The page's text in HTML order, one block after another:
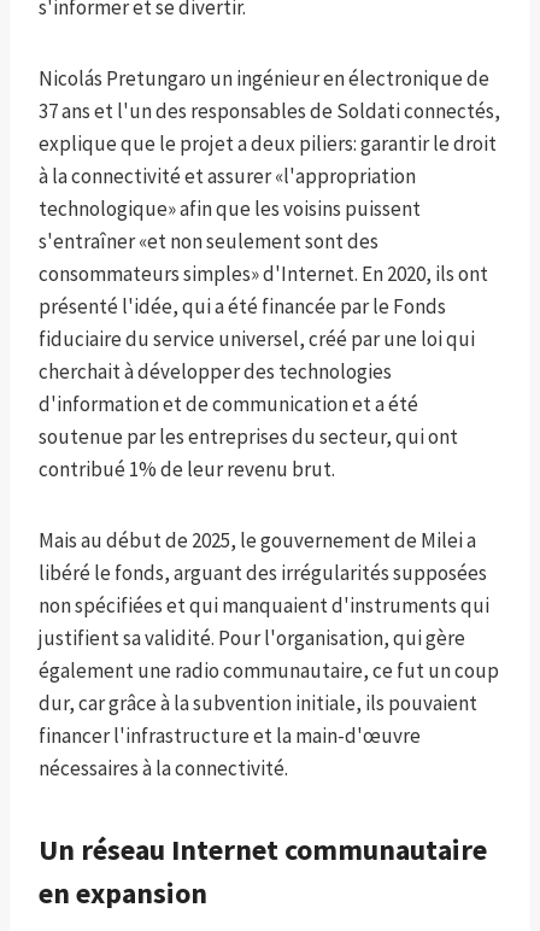
s'informer et se divertir.
Nicolás Pretungaro un ingénieur en électronique de
37 ans et l'un des responsables de Soldati connectés,
explique que le projet a deux piliers: garantir le droit
à la connectivité et assurer «l'appropriation
technologique» afin que les voisins puissent
s'entraîner «et non seulement sont des
consommateurs simples» d'Internet. En 2020, ils ont
présenté l'idée, qui a été financée par le Fonds
fiduciaire du service universel, créé par une loi qui
cherchait à développer des technologies
d'information et de communication et a été
soutenue par les entreprises du secteur, qui ont
contribué 1% de leur revenu brut.
Mais au début de 2025, le gouvernement de Milei a
libéré le fonds, arguant des irrégularités supposées
non spécifiées et qui manquaient d'instruments qui
justifient sa validité. Pour l'organisation, qui gère
également une radio communautaire, ce fut un coup
dur, car grâce à la subvention initiale, ils pouvaient
financer l'infrastructure et la main-d'œuvre
nécessaires à la connectivité.
Un réseau Internet communautaire
en expansion